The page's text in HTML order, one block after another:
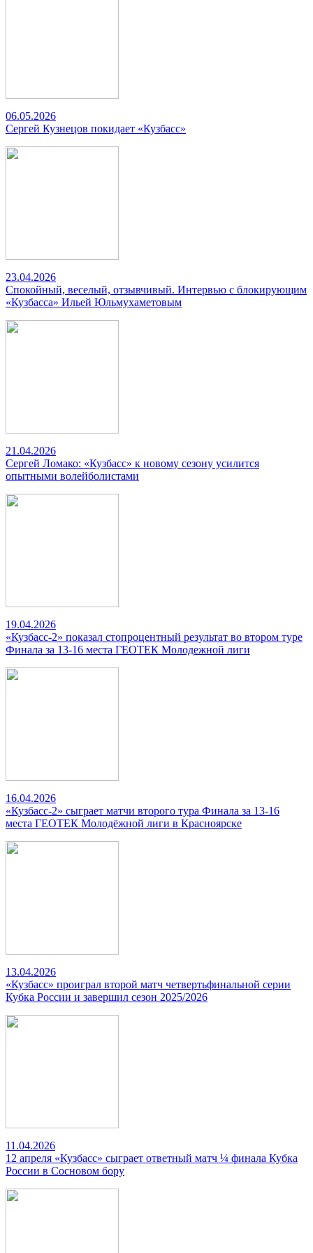
06.05.2026
Сергей Кузнецов покидает «Кузбасс»
23.04.2026
Спокойный, веселый, отзывчивый. Интервью с блокирующим
«Кузбасса» Ильей Юльмухаметовым
21.04.2026
Сергей Ломако: «Кузбасс» к новому сезону усилится
опытными волейболистами
19.04.2026
«Кузбасс-2» показал стопроцентный результат во втором туре
Финала за 13-16 места ГЕОТЕК Молодежной лиги
16.04.2026
«Кузбасс-2» сыграет матчи второго тура Финала за 13-16
места ГЕОТЕК Молодёжной лиги в Красноярске
13.04.2026
«Кузбасс» проиграл второй матч четвертьфинальной серии
Кубка России и завершил сезон 2025/2026
11.04.2026
12 апреля «Кузбасс» сыграет ответный матч ¼ финала Кубка
России в Сосновом бору